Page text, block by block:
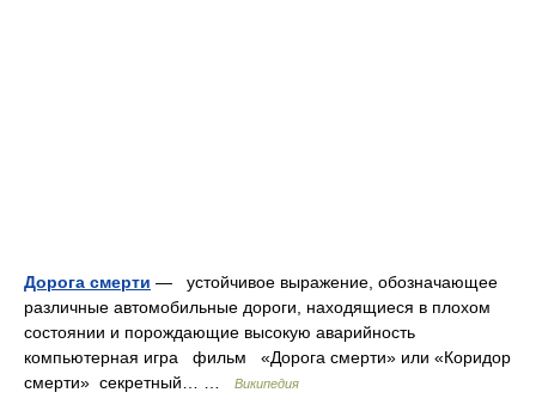
Дорога смерти — устойчивое выражение, обозначающее
различные автомобильные дороги, находящиеся в плохом
состоянии и порождающие высокую аварийность
компьютерная игра фильм «Дорога смерти» или «Коридор
смерти» секретный… …
Википедия